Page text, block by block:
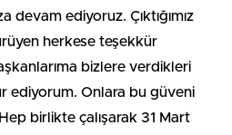
devam ediyoruz. Çıktığımız
herkese teşekkür
bizlere verdikleri
ediyorum. Onlara bu güveni
birlikte çalışarak 31 Mart